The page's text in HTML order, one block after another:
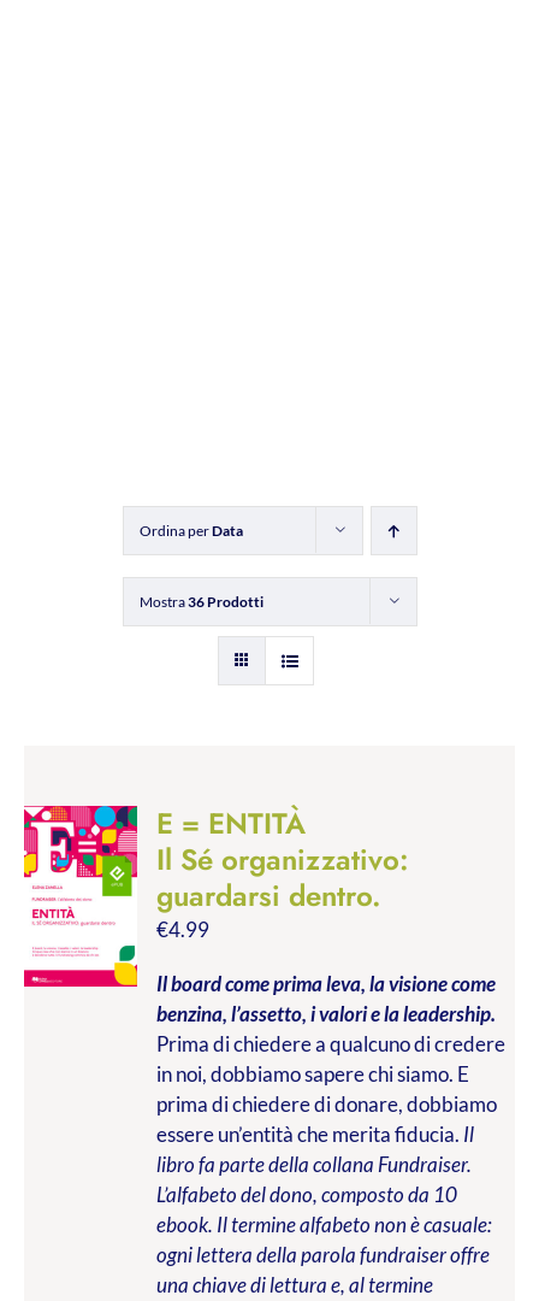
Ordina perData
Mostra36 Prodotti
E = ENTITÀ
Il Sé organizzativo:
guardarsi dentro.
€4.99
Il board come prima leva, la visione come
benzina, l’assetto, i valori e la leadership.
Prima di chiedere a qualcuno di credere
in noi, dobbiamo sapere chi siamo. E
prima di chiedere di donare, dobbiamo
essere un’entità che merita fiducia. Il
libro fa parte della collana Fundraiser.
L’alfabeto del dono, composto da 10
ebook. Il termine alfabeto non è casuale:
ogni lettera della parola fundraiser offre
una chiave di lettura e, al termine